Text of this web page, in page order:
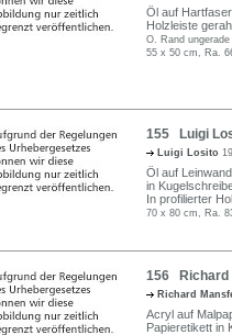
Öl auf
Holzleiste
O. Rand
55 x 50 cm, Ra.
155 Luigi
Luigi Losito
Öl auf
in
In profilierter
70 x 80 cm, Ra.
156 Richard
Richard
Acryl auf
Papieretikett in